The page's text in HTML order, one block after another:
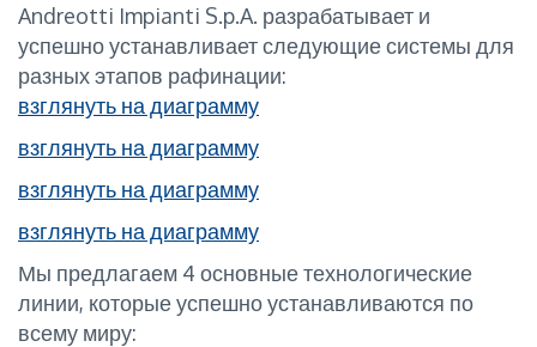
Andreotti Impianti S.p.A. разрабатывает и
успешно устанавливает следующие системы для
разных этапов рафинации:
взглянуть на диаграмму
взглянуть на диаграмму
взглянуть на диаграмму
взглянуть на диаграмму
Мы предлагаем 4 основные технологические
линии, которые успешно устанавливаются по
всему миру: